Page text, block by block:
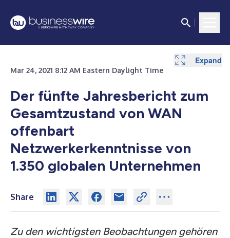
Mar 24, 2021 8:12 AM Eastern Daylight Time
Der fünfte Jahresbericht zum
Gesamtzustand von WAN
offenbart
Netzwerkerkenntnisse von
1.350 globalen Unternehmen
Share
Zu den wichtigsten Beobachtungen gehören
Expand